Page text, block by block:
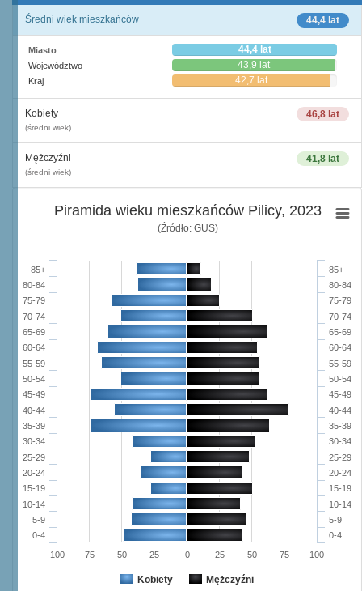
44,4 lat
Średni wiek mieszkańców
Miasto 44,4 lat
Województwo 43,9 lat
Kraj 42,7 lat
46,8 lat
Kobiety
(średni wiek)
41,8 lat
Mężczyźni
(średni wiek)
Piramida wieku mieszkańców Pilicy, 2023
(Źródło: GUS)
Kobiety Mężczyźni
0-4
5-9
10-14
15-19
20-24
25-29
30-34
35-39
40-44
45-49
50-54
55-59
60-64
65-69
70-74
75-79
80-84
85+
0-4
5-9
10-14
15-19
20-24
25-29
30-34
35-39
40-44
45-49
50-54
55-59
60-64
65-69
70-74
75-79
80-84
85+
100 75 50 25 0 25 50 75 100